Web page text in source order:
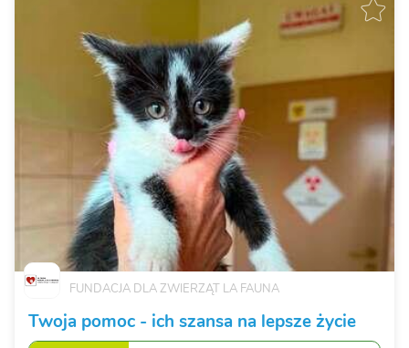
FUNDACJA DLA ZWIERZĄT LA FAUNA
Twoja pomoc - ich szansa na lepsze życie